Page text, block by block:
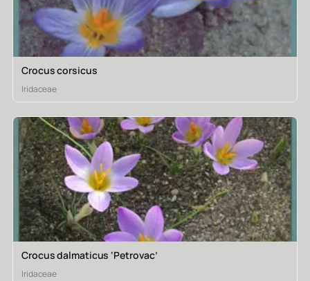
Crocus corsicus
Iridaceae
Crocus dalmaticus ‘Petrovac’
Iridaceae